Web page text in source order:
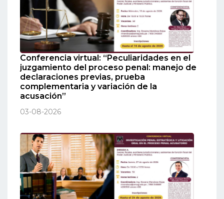
Conferencia virtual: “Peculiaridades en el
juzgamiento del proceso penal: manejo de
declaraciones previas, prueba
complementaria y variación de la
acusación”
03-08-2026